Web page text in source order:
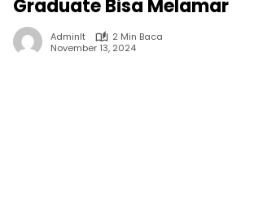
Graduate Bisa Melamar
Adminlt
2 Min Baca
November 13, 2024